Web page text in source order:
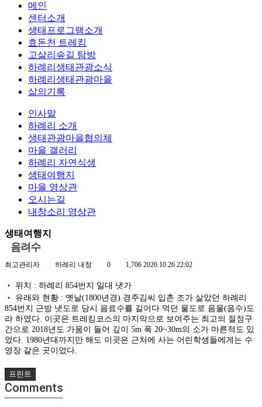
메인
센터소개
생태프로그램소개
효돈천 트레킹
고살리숲길 탐방
하례리생태관광소식
하례리생태관광마을
삶의기록
인사말
하례리 소개
생태관광마을협의체
마을 갤러리
하례리 자연식생
생태여행지
마을 영상관
오시는길
내창소리 영상관
생태여행지
음려수
최고관리자 하례리 내창 0 1,706 2020.10.26 22:02
‧ 위치 : 하례리 854번지 일대 냇가
‧ 유래와 현황 : 옛날(1800년경) 경주김씨 입촌 조가 살았던 하례리
854번지 근방 냇도로 당시 음료수를 길어다 먹던 물도로 음물(음수)도
라 하였다. 이곳은 트레킹코스의 마지막으로 보여주는 최고의 절정구
간으로 2018년도 가뭄이 들어 깊이 5m 폭 20~30m의 소가 마른적도 있
었다. 1980년대까지만 해도 이곳은 근처에 사는 어린학생들에게는 수
영장 같은 곳이었다.
프린트
Comments